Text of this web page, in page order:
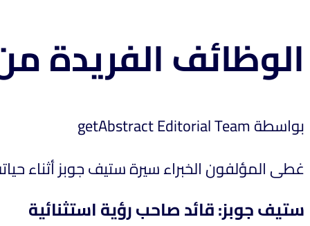
الوظائف الفريدة
بواسطة getAbstract Editorial Team
غطى المؤلفون الخبراء سيرة ستيف جوبز أثناء
ستيف جوبز: قائد صاحب رؤية استثنائية